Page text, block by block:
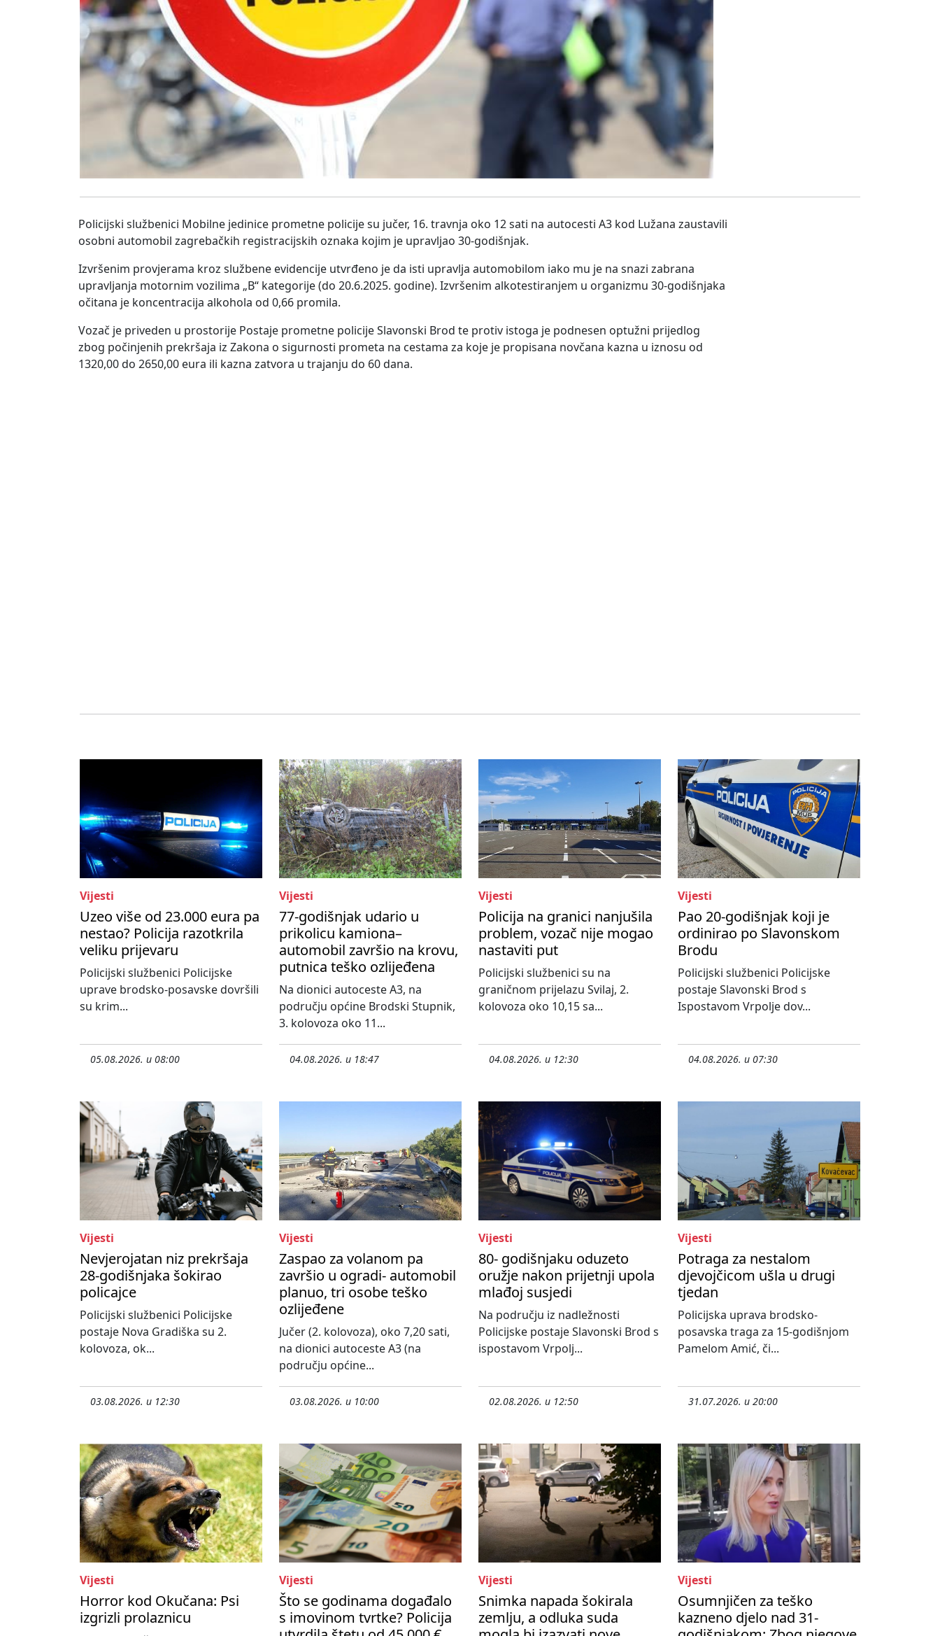
Policijski službenici Mobilne jedinice prometne policije su jučer, 16. travnja oko 12 sati na autocesti A3 kod Lužana zaustavili
osobni automobil zagrebačkih registracijskih oznaka kojim je upravljao 30-godišnjak.
Izvršenim provjerama kroz službene evidencije utvrđeno je da isti upravlja automobilom iako mu je na snazi zabrana
upravljanja motornim vozilima „B“ kategorije (do 20.6.2025. godine). Izvršenim alkotestiranjem u organizmu 30-godišnjaka
očitana je koncentracija alkohola od 0,66 promila.
Vozač je priveden u prostorije Postaje prometne policije Slavonski Brod te protiv istoga je podnesen optužni prijedlog
zbog počinjenih prekršaja iz Zakona o sigurnosti prometa na cestama za koje je propisana novčana kazna u iznosu od
1320,00 do 2650,00 eura ili kazna zatvora u trajanju do 60 dana.
Vijesti
Uzeo više od 23.000 eura pa
nestao? Policija razotkrila
veliku prijevaru
Policijski službenici Policijske
uprave brodsko-posavske dovršili
su krim...
05.08.2026. u 08:00
Vijesti
77-godišnjak udario u
prikolicu kamiona–
automobil završio na krovu,
putnica teško ozlijeđena
Na dionici autoceste A3, na
području općine Brodski Stupnik,
3. kolovoza oko 11...
04.08.2026. u 18:47
Vijesti
Policija na granici nanjušila
problem, vozač nije mogao
nastaviti put
Policijski službenici su na
graničnom prijelazu Svilaj, 2.
kolovoza oko 10,15 sa...
04.08.2026. u 12:30
Vijesti
Pao 20-godišnjak koji je
ordinirao po Slavonskom
Brodu
Policijski službenici Policijske
postaje Slavonski Brod s
Ispostavom Vrpolje dov...
04.08.2026. u 07:30
Vijesti
Nevjerojatan niz prekršaja
28-godišnjaka šokirao
policajce
Policijski službenici Policijske
postaje Nova Gradiška su 2.
kolovoza, ok...
03.08.2026. u 12:30
Vijesti
Zaspao za volanom pa
završio u ogradi- automobil
planuo, tri osobe teško
ozlijeđene
Jučer (2. kolovoza), oko 7,20 sati,
na dionici autoceste A3 (na
području općine...
03.08.2026. u 10:00
Vijesti
80- godišnjaku oduzeto
oružje nakon prijetnji upola
mlađoj susjedi
Na području iz nadležnosti
Policijske postaje Slavonski Brod s
ispostavom Vrpolj...
02.08.2026. u 12:50
Vijesti
Potraga za nestalom
djevojčicom ušla u drugi
tjedan
Policijska uprava brodsko-
posavska traga za 15-godišnjom
Pamelom Amić, či...
31.07.2026. u 20:00
Vijesti
Horror kod Okučana: Psi
izgrizli prolaznicu
Vijesti
Što se godinama događalo
s imovinom tvrtke? Policija
Vijesti
Snimka napada šokirala
zemlju, a odluka suda
Vijesti
Osumnjičen za teško
kazneno djelo nad 31-